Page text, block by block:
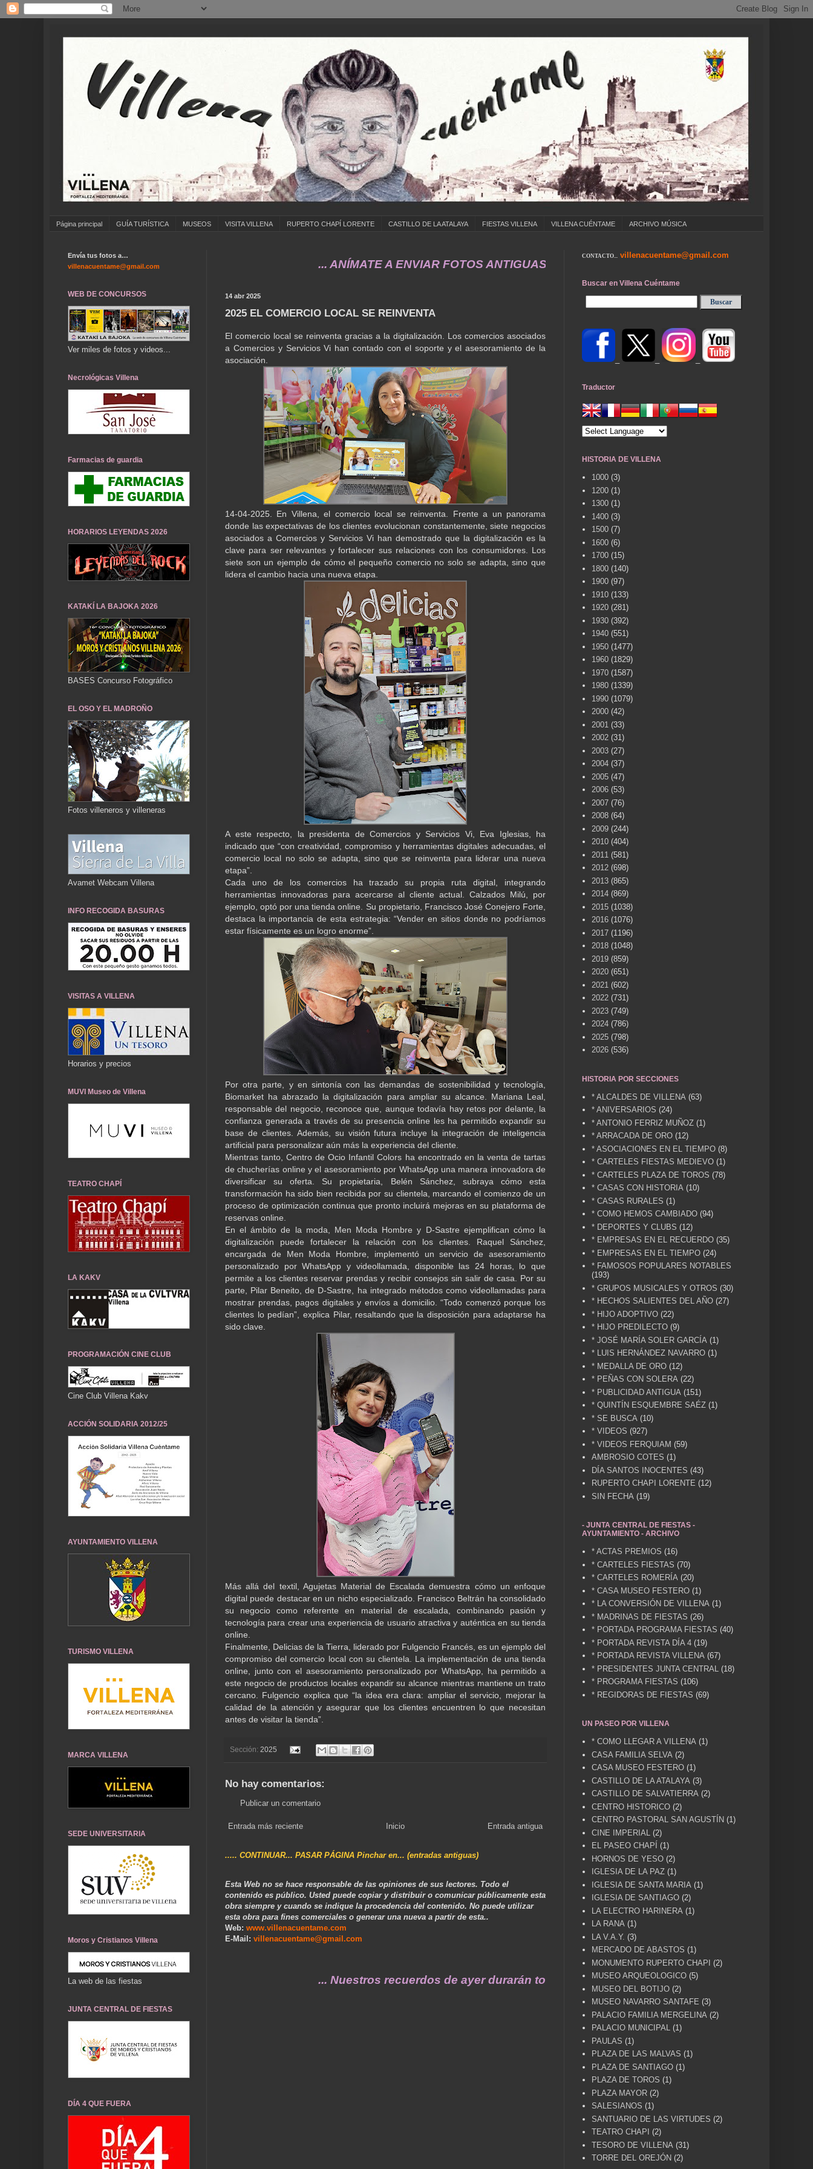
Página principal GUÍA TURÍSTICA MUSEOS VISITA VILLENA RUPERTO CHAPÍ LORENTE CASTILLO DE LA ATALAYA FIESTAS VILLENA VILLENA CUÉNTAME ARCHIVO MÚSICA
... ANÍMATE A ENVIAR FOTOS ANTIGUAS DE ... COLEGIOS ... CUMPLEAÑOS ... CARNAVAL ...
14 abr 2025
2025 EL COMERCIO LOCAL SE REINVENTA
El comercio local se reinventa gracias a la digitalización. Los comercios asociados
a Comercios y Servicios Vi han contado con el soporte y el asesoramiento de la
asociación.
14-04-2025. En Villena, el comercio local se reinventa. Frente a un panorama
donde las expectativas de los clientes evolucionan constantemente, siete negocios
asociados a Comercios y Servicios Vi han demostrado que la digitalización es la
clave para ser relevantes y fortalecer sus relaciones con los consumidores. Los
siete son un ejemplo de cómo el pequeño comercio no solo se adapta, sino que
lidera el cambio hacia una nueva etapa.
A este respecto, la presidenta de Comercios y Servicios Vi, Eva Iglesias, ha
indicado que “con creatividad, compromiso y herramientas digitales adecuadas, el
comercio local no solo se adapta, sino que se reinventa para liderar una nueva
etapa”.
Cada uno de los comercios ha trazado su propia ruta digital, integrando
herramientas innovadoras para acercarse al cliente actual. Calzados Milú, por
ejemplo, optó por una tienda online. Su propietario, Francisco José Conejero Forte,
destaca la importancia de esta estrategia: “Vender en sitios donde no podríamos
estar físicamente es un logro enorme”.
Por otra parte, y en sintonía con las demandas de sostenibilidad y tecnología,
Biomarket ha abrazado la digitalización para ampliar su alcance. Mariana Leal,
responsable del negocio, reconoce que, aunque todavía hay retos por delante, la
confianza generada a través de su presencia online les ha permitido expandir su
base de clientes. Además, su visión futura incluye la integración de inteligencia
artificial para personalizar aún más la experiencia del cliente.
Mientras tanto, Centro de Ocio Infantil Colors ha encontrado en la venta de tartas
de chucherías online y el asesoramiento por WhatsApp una manera innovadora de
diversificar su oferta. Su propietaria, Belén Sánchez, subraya cómo esta
transformación ha sido bien recibida por su clientela, marcando el comienzo de un
proceso de optimización continua que pronto incluirá mejoras en su plataforma de
reservas online.
En el ámbito de la moda, Men Moda Hombre y D-Sastre ejemplifican cómo la
digitalización puede fortalecer la relación con los clientes. Raquel Sánchez,
encargada de Men Moda Hombre, implementó un servicio de asesoramiento
personalizado por WhatsApp y videollamada, disponible las 24 horas, lo que
permite a los clientes reservar prendas y recibir consejos sin salir de casa. Por su
parte, Pilar Beneito, de D-Sastre, ha integrado métodos como videollamadas para
mostrar prendas, pagos digitales y envíos a domicilio. “Todo comenzó porque los
clientes lo pedían”, explica Pilar, resaltando que la disposición para adaptarse ha
sido clave.
Más allá del textil, Agujetas Material de Escalada demuestra cómo un enfoque
digital puede destacar en un nicho especializado. Francisco Beltrán ha consolidado
su negocio como referente en material de escalada, combinando pasión y
tecnología para crear una experiencia de usuario atractiva y auténtica en su tienda
online.
Finalmente, Delicias de la Tierra, liderado por Fulgencio Francés, es un ejemplo del
compromiso del comercio local con su clientela. La implementación de una tienda
online, junto con el asesoramiento personalizado por WhatsApp, ha permitido a
este negocio de productos locales expandir su alcance mientras mantiene un trato
cercano. Fulgencio explica que “la idea era clara: ampliar el servicio, mejorar la
calidad de la atención y asegurar que los clientes encuentren lo que necesitan
antes de visitar la tienda”.
Sección: 2025
No hay comentarios:
Publicar un comentario
Entrada más reciente Entrada antigua
Inicio
..... CONTINUAR... PASAR PÁGINA Pinchar en... (entradas antiguas)
Esta Web no se hace responsable de las opiniones de sus lectores. Todo el
contenido es público. Usted puede copiar y distribuir o comunicar públicamente esta
obra siempre y cuando se indique la procedencia del contenido. No puede utilizar
esta obra para fines comerciales o generar una nueva a partir de esta..
Web: www.villenacuentame.com
E-Mail: villenacuentame@gmail.com
... Nuestros recuerdos de ayer durarán toda una vida .... TÚ HACES VILLENA CUÉNTAME... UN
Envía tus fotos a…
villenacuentame@gmail.com
WEB DE CONCURSOS
Ver miles de fotos y videos...
Necrológicas Villena
Farmacias de guardia
HORARIOS LEYENDAS 2026
KATAKÍ LA BAJOKA 2026
BASES Concurso Fotográfico
EL OSO Y EL MADROÑO
Fotos villeneros y villeneras
Avamet Webcam Villena
INFO RECOGIDA BASURAS
VISITAS A VILLENA
Horarios y precios
MUVI Museo de Villena
TEATRO CHAPÍ
LA KAKV
PROGRAMACIÓN CINE CLUB
Cine Club Villena Kakv
ACCIÓN SOLIDARIA 2012/25
AYUNTAMIENTO VILLENA
TURISMO VILLENA
MARCA VILLENA
SEDE UNIVERSITARIA
Moros y Cristianos Villena
La web de las fiestas
JUNTA CENTRAL DE FIESTAS
DÍA 4 QUE FUERA
CONTACTO... villenacuentame@gmail.com
Buscar en Villena Cuéntame
Traductor
HISTORIA DE VILLENA
1000 (3)
1200 (1)
1300 (1)
1400 (3)
1500 (7)
1600 (6)
1700 (15)
1800 (140)
1900 (97)
1910 (133)
1920 (281)
1930 (392)
1940 (551)
1950 (1477)
1960 (1829)
1970 (1587)
1980 (1339)
1990 (1079)
2000 (42)
2001 (33)
2002 (31)
2003 (27)
2004 (37)
2005 (47)
2006 (53)
2007 (76)
2008 (64)
2009 (244)
2010 (404)
2011 (581)
2012 (698)
2013 (865)
2014 (869)
2015 (1038)
2016 (1076)
2017 (1196)
2018 (1048)
2019 (859)
2020 (651)
2021 (602)
2022 (731)
2023 (749)
2024 (786)
2025 (798)
2026 (536)
HISTORIA POR SECCIONES
* ALCALDES DE VILLENA (63)
* ANIVERSARIOS (24)
* ANTONIO FERRIZ MUÑOZ (1)
* ARRACADA DE ORO (12)
* ASOCIACIONES EN EL TIEMPO (8)
* CARTELES FIESTAS MEDIEVO (1)
* CARTELES PLAZA DE TOROS (78)
* CASAS CON HISTORIA (10)
* CASAS RURALES (1)
* COMO HEMOS CAMBIADO (94)
* DEPORTES Y CLUBS (12)
* EMPRESAS EN EL RECUERDO (35)
* EMPRESAS EN EL TIEMPO (24)
* FAMOSOS POPULARES NOTABLES
(193)
* GRUPOS MUSICALES Y OTROS (30)
* HECHOS SALIENTES DEL AÑO (27)
* HIJO ADOPTIVO (22)
* HIJO PREDILECTO (9)
* JOSÉ MARÍA SOLER GARCÍA (1)
* LUIS HERNÁNDEZ NAVARRO (1)
* MEDALLA DE ORO (12)
* PEÑAS CON SOLERA (22)
* PUBLICIDAD ANTIGUA (151)
* QUINTÍN ESQUEMBRE SAÉZ (1)
* SE BUSCA (10)
* VIDEOS (927)
* VIDEOS FERQUIAM (59)
AMBROSIO COTES (1)
DÍA SANTOS INOCENTES (43)
RUPERTO CHAPI LORENTE (12)
SIN FECHA (19)
- JUNTA CENTRAL DE FIESTAS -
AYUNTAMIENTO - ARCHIVO
* ACTAS PREMIOS (16)
* CARTELES FIESTAS (70)
* CARTELES ROMERÍA (20)
* CASA MUSEO FESTERO (1)
* LA CONVERSIÓN DE VILLENA (1)
* MADRINAS DE FIESTAS (26)
* PORTADA PROGRAMA FIESTAS (40)
* PORTADA REVISTA DÍA 4 (19)
* PORTADA REVISTA VILLENA (67)
* PRESIDENTES JUNTA CENTRAL
(18)
* PROGRAMA FIESTAS (106)
* REGIDORAS DE FIESTAS (69)
UN PASEO POR VILLENA
* COMO LLEGAR A VILLENA (1)
CASA FAMILIA SELVA (2)
CASA MUSEO FESTERO (1)
CASTILLO DE LA ATALAYA (3)
CASTILLO DE SALVATIERRA (2)
CENTRO HISTORICO (2)
CENTRO PASTORAL SAN AGUSTÍN (1)
CINE IMPERIAL
(2)
EL PASEO CHAPÍ
(1)
HORNOS DE YESO (2)
IGLESIA DE LA PAZ (1)
IGLESIA DE SANTA MARIA (1)
IGLESIA DE SANTIAGO (2)
LA ELECTRO HARINERA (1)
LA RANA (1)
LA V.A.Y. (3)
MERCADO DE ABASTOS (1)
MONUMENTO RUPERTO CHAPI
(2)
MUSEO ARQUEOLOGICO (5)
MUSEO DEL BOTIJO (2)
MUSEO NAVARRO SANTAFE (3)
PALACIO FAMILIA MERGELINA (2)
PALACIO MUNICIPAL (1)
PAULAS (1)
PLAZA DE LAS MALVAS (1)
PLAZA DE SANTIAGO (1)
PLAZA DE TOROS (1)
PLAZA MAYOR (2)
SALESIANOS (1)
SANTUARIO DE LAS VIRTUDES (2)
TEATRO CHAPI
(2)
TESORO DE VILLENA (31)
TORRE DEL OREJÓN (2)